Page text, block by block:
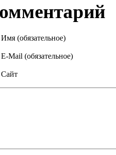
Имя (обязательное)
E-Mail (обязательное)
Сайт